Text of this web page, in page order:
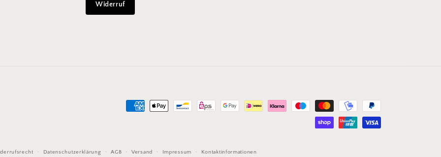
Widerruf
Zahlungsmethoden
Datenschutzerklärung AGB Versand Impressum Kontaktinformationen